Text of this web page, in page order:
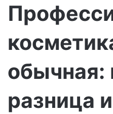
обычная:
разница